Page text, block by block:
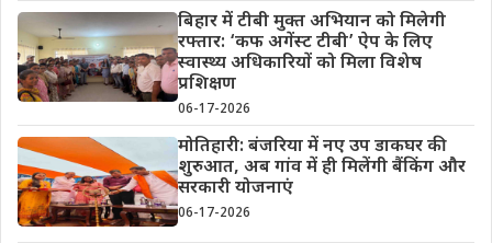
बिहार में टीबी मुक्त अभियान को मिलेगी
रफ्तार: ‘कफ अगेंस्ट टीबी’ ऐप के लिए
स्वास्थ्य अधिकारियों को मिला विशेष
प्रशिक्षण
06-17-2026
मोतिहारी: बंजरिया में नए उप डाकघर की
शुरुआत, अब गांव में ही मिलेंगी बैंकिंग और
सरकारी योजनाएं
06-17-2026